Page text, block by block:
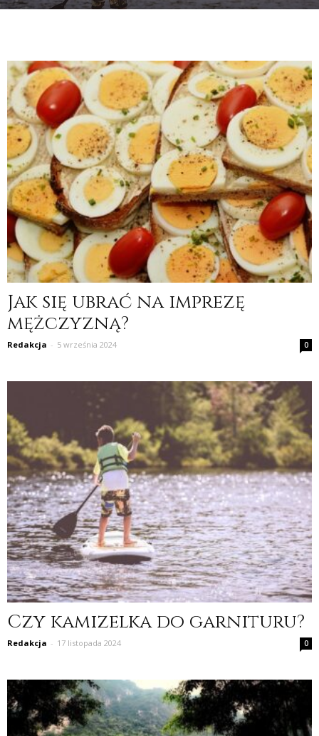
Jak się ubrać na imprezę
mężczyzną?
Redakcja - 5 września 2024 0
Czy kamizelka do garnituru?
Redakcja - 17 listopada 2024 0